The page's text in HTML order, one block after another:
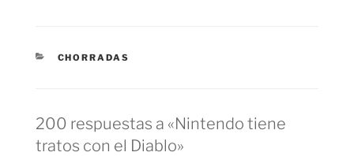
CATEGORÍAS
CHORRADAS
200 respuestas a «Nintendo tiene
tratos con el Diablo»